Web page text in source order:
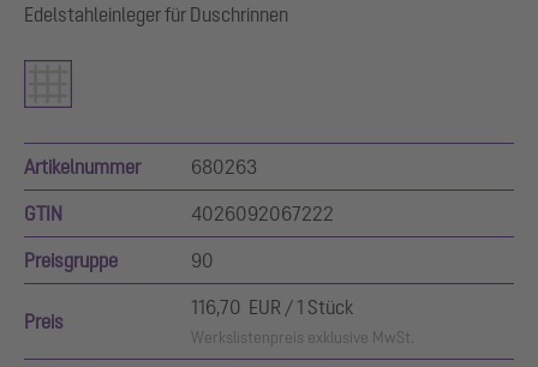
Edelstahleinleger für Duschrinnen
Artikelnummer 680263
GTIN 4026092067222
Preisgruppe 90
Preis
116,70 EUR / 1 Stück
Werkslistenpreis exklusive MwSt.